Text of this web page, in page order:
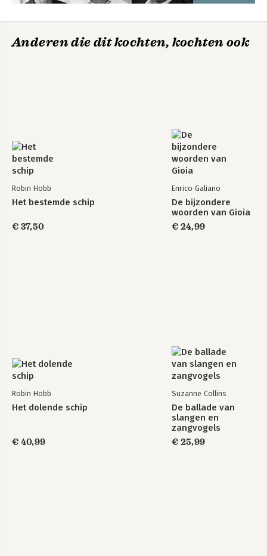
Anderen die dit kochten, kochten ook
Robin Hobb
Het bestemde schip
€ 37,50
Enrico Galiano
De bijzondere
woorden van Gioia
€ 24,99
Robin Hobb
Het dolende schip
€ 40,99
Suzanne Collins
De ballade van
slangen en
zangvogels
€ 25,99